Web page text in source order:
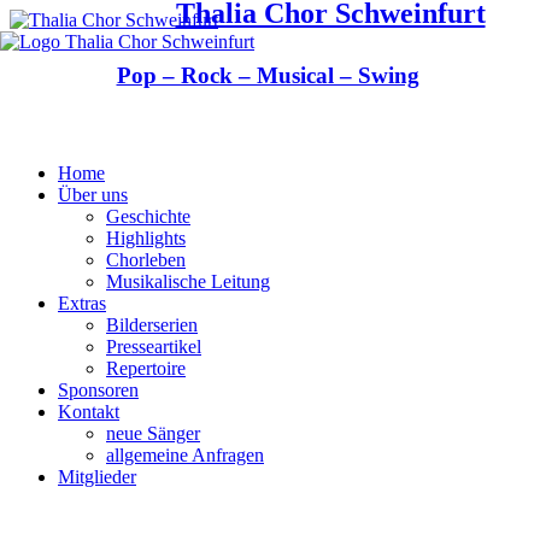
Thalia Chor Schweinfurt
Pop – Rock – Musical – Swing
Home
Über uns
Geschichte
Highlights
Chorleben
Musikalische Leitung
Extras
Bilderserien
Presseartikel
Repertoire
Sponsoren
Kontakt
neue Sänger
allgemeine Anfragen
Mitglieder